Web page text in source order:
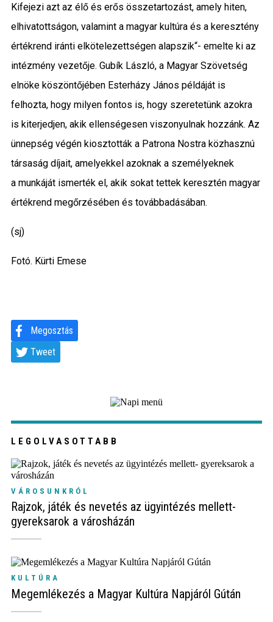
Kifejezi azt az élő és erős összetartozást, amely hiten,
elhivatottságon, valamint a magyar kultúra és a keresztény
értékrend iránti elkötelezettségen alapszik“- emelte ki az
intézmény vezetője. Gubík László, a Magyar Szövetség
elnöke köszöntőjében Esterházy János példáját is
felhozta, hogy milyen fontos is, hogy szeretetünk azokra
is kiterjedjen, akik ellenségesen viszonyulnak hozzánk. Az
ünnepség végén kiosztották a Patrona Nostra közhasznú
társaság díjait, amelyekkel azoknak a személyeknek
a munkáját ismerték el, akik sokat tettek keresztén magyar
értékrend megőrzésében és továbbadásában.
(sj)
Fotó. Kürti Emese
Megosztás
Tweet
LEGOLVASOTTABB
VÁROSUNKRÓL
Rajzok, játék és nevetés az ügyintézés mellett-
gyereksarok a városházán
KULTÚRA
Megemlékezés a Magyar Kultúra Napjáról Gútán